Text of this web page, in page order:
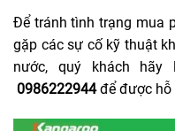
Để tránh tình trạng mua
gặp các sự cố kỹ thuật
nước, quý khách hãy
0986222944 để được hỗ